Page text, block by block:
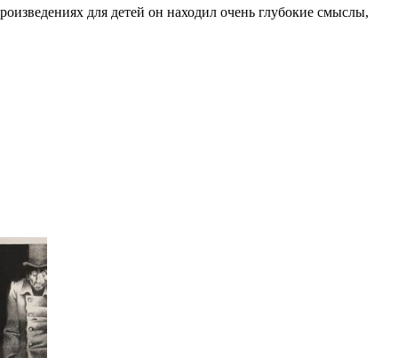
для детей он находил очень глубокие смыслы,